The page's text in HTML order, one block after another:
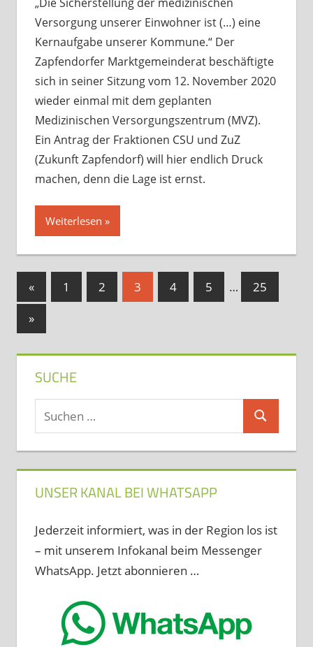
Versorgung unserer Einwohner ist (…) eine
Kernaufgabe unserer Kommune.“ Der
Zapfendorfer Marktgemeinderat beschäftigte
sich in seiner Sitzung vom 12. November 2020
wieder einmal mit dem geplanten
Medizinischen Versorgungszentrum (MVZ).
Ein Antrag der Fraktionen CSU und ZuZ
(Zukunft Zapfendorf) will hier endlich Druck
machen, denn die Lage ist ernst.
Weiterlesen
Seitennummerierung
der
Beiträge
«Vorherige
Beiträge
1 2 3 4 5 …
25
Nächste
Beiträge
»
SUCHE
Suchen
nach:
Suchen
UNSER KANAL BEI WHATSAPP
Jederzeit informiert, was in der Region los ist
– mit unserem Infokanal beim Messenger
WhatsApp. Jetzt abonnieren …